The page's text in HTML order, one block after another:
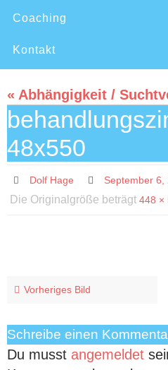
Coaching
Kontakt
« Abhängigkeit /
48x550
Dolf Hage September 6,
Die Originalgröße beträgt 448 ×
Vorheriges Bild
Schreibe einen
Du musst angemeldet